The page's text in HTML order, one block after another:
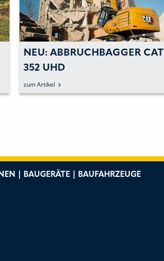
NEU: ABBRUCHBAGGER CAT
352 UHD
zum Artikel
| BAUGERÄTE | BAUFAHRZEUGE